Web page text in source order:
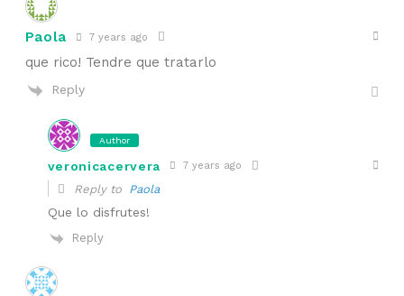
Paola 7 years ago
que rico! Tendre que tratarlo
Reply
Author
veronicacervera 7 years ago
Reply to Paola
Que lo disfrutes!
Reply